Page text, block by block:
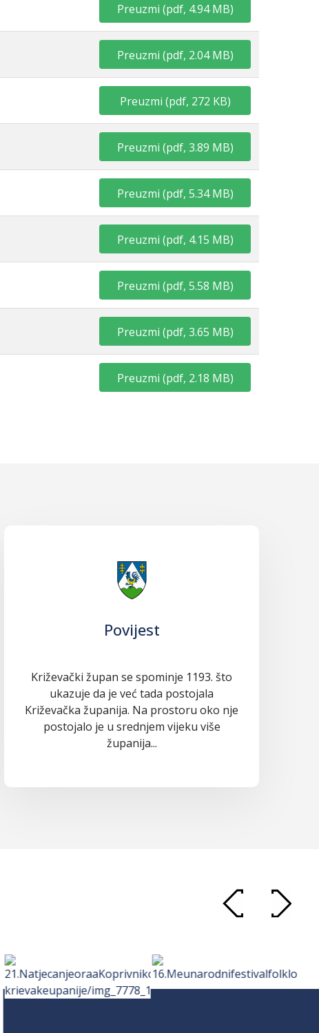
Preuzmi (pdf, 4.94 MB)
Preuzmi (pdf, 2.04 MB)
Preuzmi (pdf, 272 KB)
Preuzmi (pdf, 3.89 MB)
Preuzmi (pdf, 5.34 MB)
Preuzmi (pdf, 4.15 MB)
Preuzmi (pdf, 5.58 MB)
Preuzmi (pdf, 3.65 MB)
Preuzmi (pdf, 2.18 MB)
Povijest
Križevački župan se spominje 1193. što
ukazuje da je već tada postojala
Križevačka županija. Na prostoru oko nje
postojalo je u srednjem vijeku više
županija...